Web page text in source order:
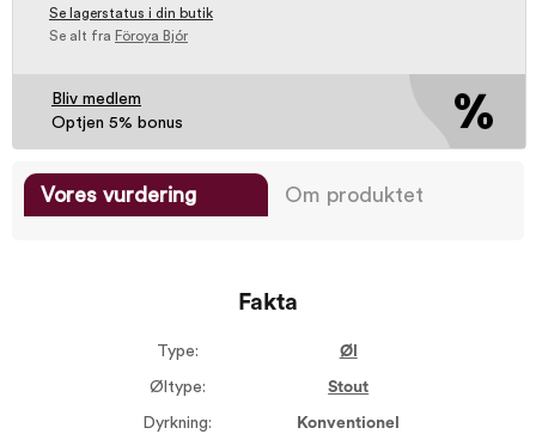
Se lagerstatus i din butik
Se alt fra Föroya Bjór
Bliv medlem
Optjen 5% bonus
Vores vurdering Om produktet
Fakta
Type: Øl
Øltype: Stout
Dyrkning: Konventionel